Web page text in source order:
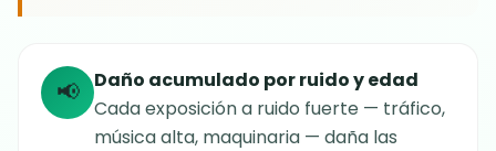
📢
Daño acumulado por ruido y edad
Cada exposición a ruido fuerte — tráfico,
música alta, maquinaria — daña las